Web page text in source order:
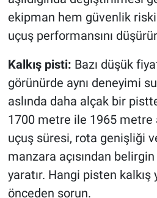
ekipman hem güvenlik
uçuş performansını
Kalkış pisti: Bazı düşük
görünürde aynı deneyimi
aslında daha alçak bir
1700 metre ile 1965 metre
uçuş süresi, rota genişliği
manzara açısından
yaratır. Hangi pisten kalkış
önceden sorun.